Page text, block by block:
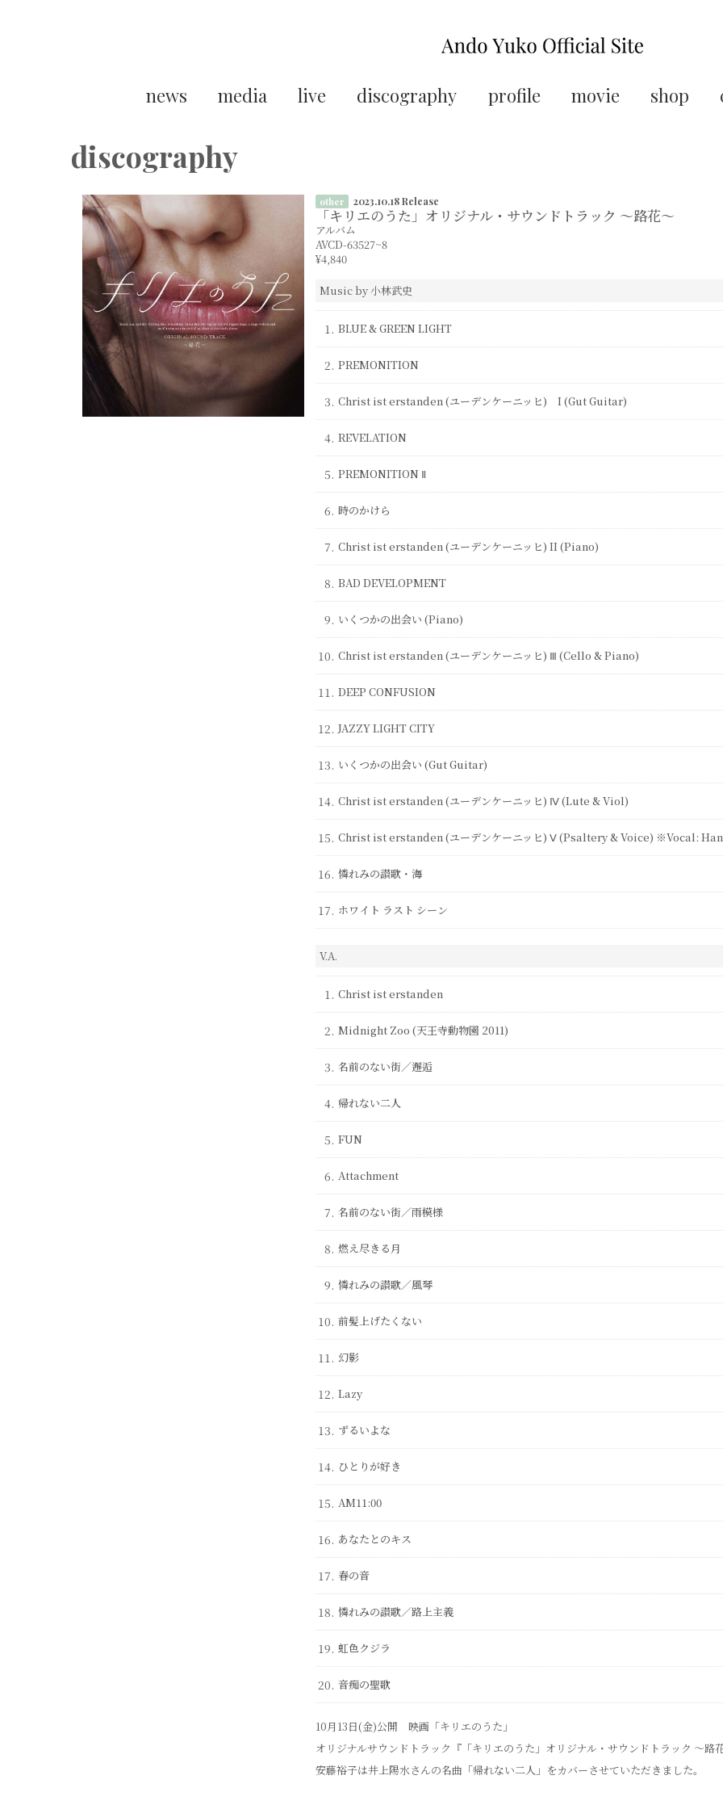
news media live discography profile movie shop
discography
other 2023.10.18 Release
「キリエのうた」オリジナル・サウンドトラック ～路花～
アルバム
AVCD-63527~8
¥4,840
Music by 小林武史
1. BLUE & GREEN LIGHT
2. PREMONITION
3. Christ ist erstanden (ユーデンケーニッヒ) I (Gut Guitar)
4. REVELATION
5. PREMONITION Ⅱ
6. 時のかけら
7. Christ ist erstanden (ユーデンケーニッヒ) II (Piano)
8. BAD DEVELOPMENT
9. いくつかの出会い (Piano)
10. Christ ist erstanden (ユーデンケーニッヒ) Ⅲ (Cello & Piano)
11. DEEP CONFUSION
12. JAZZY LIGHT CITY
13. いくつかの出会い (Gut Guitar)
14. Christ ist erstanden (ユーデンケーニッヒ) Ⅳ (Lute & Viol)
15. Christ ist erstanden (ユーデンケーニッヒ) Ⅴ (Psaltery & Voice) ※Vocal:
16. 憐れみの讃歌・海
17. ホワイト ラスト シーン
V.A.
1. Christ ist erstanden
2. Midnight Zoo (天王寺動物園 2011)
3. 名前のない街／邂逅
4. 帰れない二人
5. FUN
6. Attachment
7. 名前のない街／雨模様
8. 燃え尽きる月
9. 憐れみの讃歌／風琴
10. 前髪上げたくない
11. 幻影
12. Lazy
13. ずるいよな
14. ひとりが好き
15. AM11:00
16. あなたとのキス
17. 春の音
18. 憐れみの讃歌／路上主義
19. 虹色クジラ
20. 音痴の聖歌
10月13日(金)公開 映画「キリエのうた」
オリジナルサウンドトラック『「キリエのうた」オリジナル・サウンドトラック ～路
安藤裕子は井上陽水さんの名曲「帰れない二人」をカバーさせていただきました。